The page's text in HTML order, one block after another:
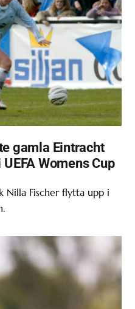
gamla Eintracht
Womens Cup
Nilla Fischer flytta upp i